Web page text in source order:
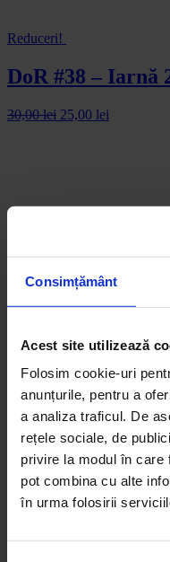
Consimțământ
Acest site utilizează
Folosim cookie-uri
anunțurile, pentru a
a analiza traficul. De
rețele sociale, de
privire la modul în care
pot combina cu alte
în urma folosirii
Reduceri!
DoR #38 – Iarnă
30,00lei 25,00 lei
Reduceri!
DoR #37 –
30,00lei 25,00lei